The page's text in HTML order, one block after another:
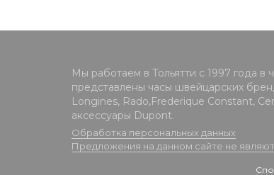
Мы работаем в Тольятти с 1997 года
представлены часы швейцарских
Longines, Rado,Frederique Constant,
аксессуары Dupont.
Обработка персональных данных
Предложения на данном сайте не